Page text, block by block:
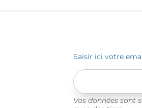
Saisir ici votre
Vos données sont